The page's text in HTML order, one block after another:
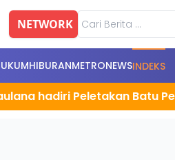
NETWORK
HIBURANMETRONEWSINDEKS
Peletakan Batu Pertama